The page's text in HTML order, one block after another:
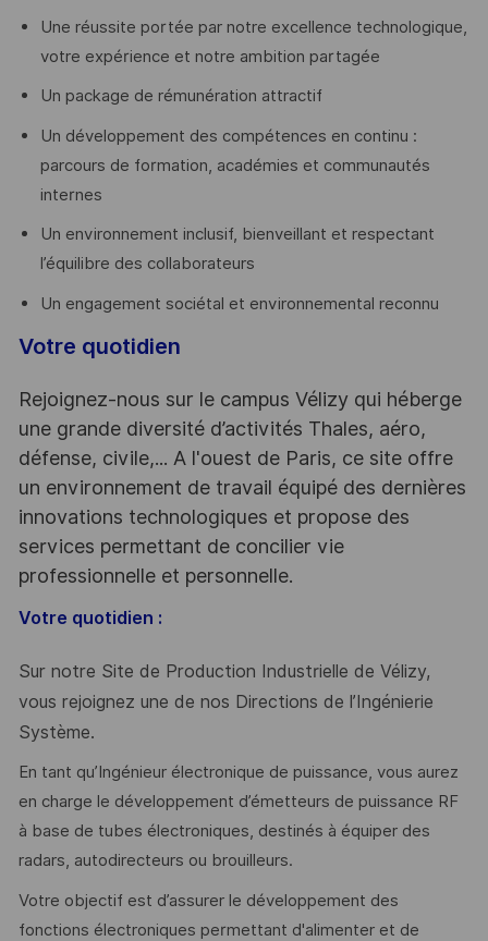
Une réussite portée par notre excellence technologique,
votre expérience et notre ambition partagée
Un package de rémunération attractif
Un développement des compétences en continu :
parcours de formation, académies et communautés
internes
Un environnement inclusif, bienveillant et respectant
l’équilibre des collaborateurs
Un engagement sociétal et environnemental reconnu
Votre quotidien
Rejoignez-nous sur le campus Vélizy qui héberge
une grande diversité d’activités Thales, aéro,
défense, civile,... A l'ouest de Paris, ce site offre
un environnement de travail équipé des dernières
innovations technologiques et propose des
services permettant de concilier vie
professionnelle et personnelle.
Votre quotidien :
Sur notre Site de Production Industrielle de Vélizy,
vous rejoignez une de nos Directions de l’Ingénierie
Système.
En tant qu’Ingénieur électronique de puissance, vous aurez
en charge le développement d’émetteurs de puissance RF
à base de tubes électroniques, destinés à équiper des
radars, autodirecteurs ou brouilleurs.
Votre objectif est d’assurer le développement des
fonctions électroniques permettant d'alimenter et de